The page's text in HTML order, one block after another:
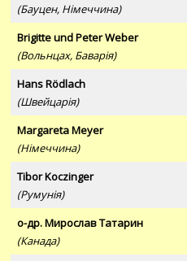
(Бауцен, Німеччина)
Brigitte und Peter Weber
(Вольнцах, Баварія)
Hans Rödlach
(Швейцарія)
Margareta Meyer
(Німеччина)
Tibor Koczinger
(Румунія)
о-др. Мирослав Татарин
(Канада)